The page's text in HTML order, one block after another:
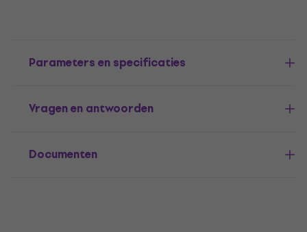
Parameters en specificaties
Vragen en antwoorden
Documenten